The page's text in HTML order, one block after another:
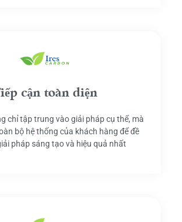
cận toàn diện
chỉ tập trung vào giải pháp cụ thể, mà
bộ hệ thống của khách hàng để đề
pháp sáng tạo và hiệu quả nhất